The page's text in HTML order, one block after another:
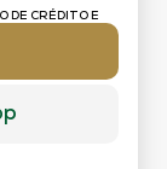
DE CRÉDITO E